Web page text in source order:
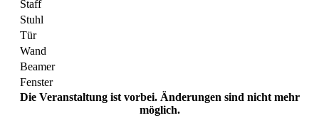
Staff
Stuhl
Tür
Wand
Beamer
Fenster
Die Veranstaltung ist vorbei. Änderungen sind nicht mehr
möglich.